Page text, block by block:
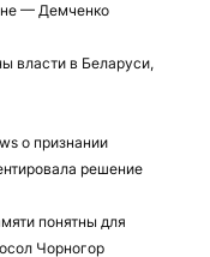
— Демченко
власти в Беларуси,
о признании
решение
понятны для
Чорногор